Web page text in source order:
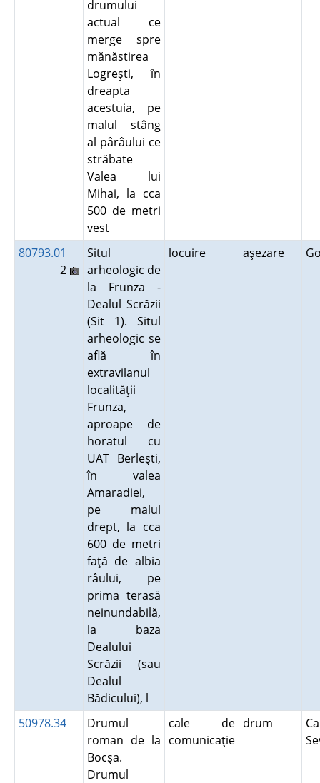
drumului
actual ce
merge spre
mănăstirea
Logreşti, în
dreapta
acestuia, pe
malul stâng
al pârâului ce
străbate
Valea lui
Mihai, la cca
500 de metri
vest
80793.01
2
Situl
arheologic de
la Frunza -
Dealul Scrăzii
(Sit 1). Situl
arheologic se
află în
extravilanul
localităţii
Frunza,
aproape de
horatul cu
UAT Berleşti,
în valea
Amaradiei,
pe malul
drept, la cca
600 de metri
faţă de albia
râului, pe
prima terasă
neinundabilă,
la baza
Dealului
Scrăzii (sau
Dealul
Bădicului), l
locuire aşezare
50978.34
Drumul
roman de la
Bocşa.
Drumul
cale de
comunicaţie
drum